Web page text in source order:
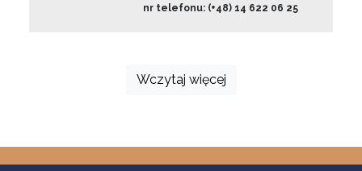
nr telefonu: (+48) 14 622 06 25
Wczytaj więcej